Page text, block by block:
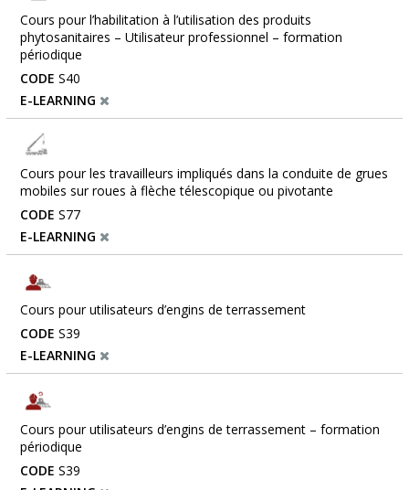
Cours pour l’habilitation à l’utilisation des produits
phytosanitaires – Utilisateur professionnel – formation
périodique
CODE S40
E-LEARNING
Cours pour les travailleurs impliqués dans la conduite de grues
mobiles sur roues à flèche télescopique ou pivotante
CODE S77
E-LEARNING
Cours pour utilisateurs d’engins de terrassement
CODE S39
E-LEARNING
Cours pour utilisateurs d’engins de terrassement – formation
périodique
CODE S39